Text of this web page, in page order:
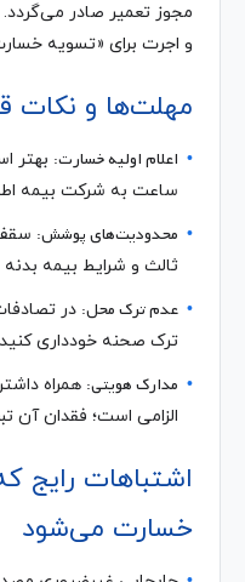
مجوز تعمیر صادر
و اجرت برای «تسویه
مهلت‌ها و نکات
اعلام اولیه خسارت:
ساعت به شرکت بیمه
محدودیت‌های پوشش:
ثالث و شرایط بیمه بدنه
عدم ترک محل: در
ترک صحنه خودداری
مدارک هویتی: همراه
الزامی است؛ فقدان آن
اشتباهات رایج
خسارت می‌شود